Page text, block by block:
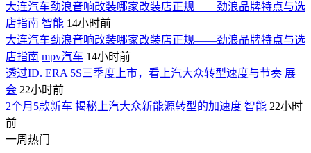
大连汽车劲浪音响改装哪家改装店正规——劲浪品牌特点与选
店指南 智能 14小时前
大连汽车劲浪音响改装哪家改装店正规——劲浪品牌特点与选
店指南 mpv汽车 14小时前
透过ID. ERA 5S三季度上市，看上汽大众转型速度与节奏 展
会 22小时前
2个月5款新车 揭秘上汽大众新能源转型的加速度 智能 22小时
前
一周热门